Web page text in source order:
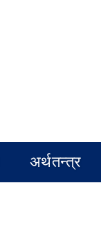
अर्थतन्त्र